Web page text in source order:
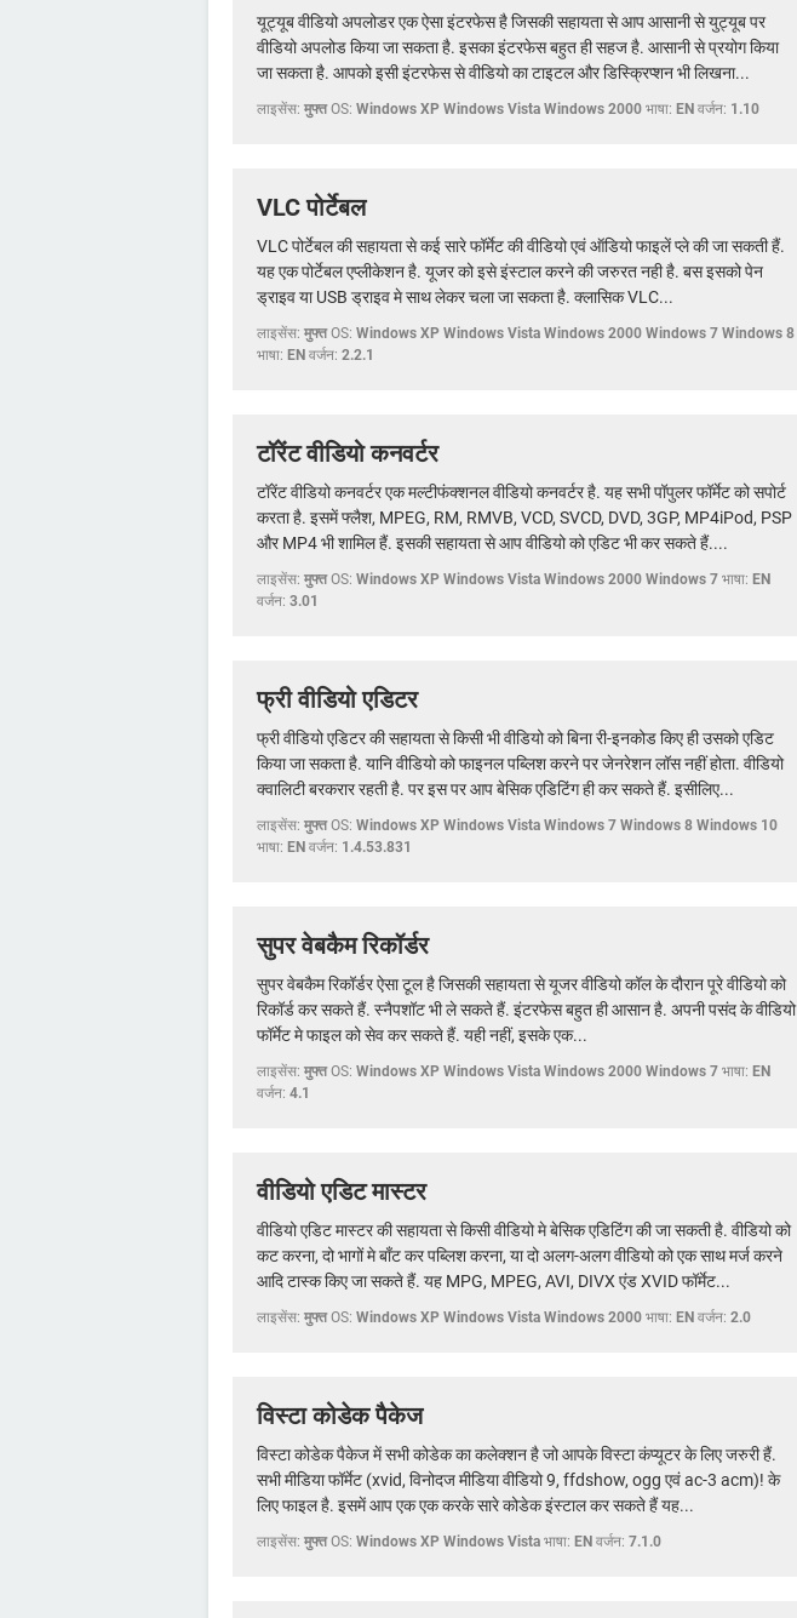
यूट्यूब वीडियो अपलोडर एक ऐसा इंटरफेस है जिसकी सहायता से आप आसानी से युट्यूब पर
वीडियो अपलोड किया जा सकता है. इसका इंटरफेस बहुत ही सहज है. आसानी से प्रयोग किया
जा सकता है. आपको इसी इंटरफेस से वीडियो का टाइटल और डिस्क्रिप्शन भी लिखना...
लाइसेंस: मुफ्त OS: Windows XP Windows Vista Windows 2000 भाषा: EN वर्जन: 1.10
VLC पोर्टेबल
VLC पोर्टेबल की सहायता से कई सारे फॉर्मेट की वीडियो एवं ऑडियो फाइलें प्ले की जा सकती हैं.
यह एक पोर्टेबल एप्लीकेशन है. यूजर को इसे इंस्टाल करने की जरुरत नही है. बस इसको पेन
ड्राइव या USB ड्राइव मे साथ लेकर चला जा सकता है. क्लासिक VLC...
लाइसेंस: मुफ्त OS: Windows XP Windows Vista Windows 2000 Windows 7 Windows 8
भाषा: EN वर्जन: 2.2.1
टॉरेंट वीडियो कनवर्टर
टॉरेंट वीडियो कनवर्टर एक मल्टीफंक्शनल वीडियो कनवर्टर है. यह सभी पॉपुलर फॉर्मेट को सपोर्ट
करता है. इसमें फ्लैश, MPEG, RM, RMVB, VCD, SVCD, DVD, 3GP, MP4iPod, PSP
और MP4 भी शामिल हैं. इसकी सहायता से आप वीडियो को एडिट भी कर सकते हैं....
लाइसेंस: मुफ्त OS: Windows XP Windows Vista Windows 2000 Windows 7 भाषा: EN
वर्जन: 3.01
फ्री वीडियो एडिटर
फ्री वीडियो एडिटर की सहायता से किसी भी वीडियो को बिना री-इनकोड किए ही उसको एडिट
किया जा सकता है. यानि वीडियो को फाइनल पब्लिश करने पर जेनरेशन लॉस नहीं होता. वीडियो
क्वालिटी बरकरार रहती है. पर इस पर आप बेसिक एडिटिंग ही कर सकते हैं. इसीलिए...
लाइसेंस: मुफ्त OS: Windows XP Windows Vista Windows 7 Windows 8 Windows 10
भाषा: EN वर्जन: 1.4.53.831
सुपर वेबकैम रिकॉर्डर
सुपर वेबकैम रिकॉर्डर ऐसा टूल है जिसकी सहायता से यूजर वीडियो कॉल के दौरान पूरे वीडियो को
रिकॉर्ड कर सकते हैं. स्नैपशॉट भी ले सकते हैं. इंटरफेस बहुत ही आसान है. अपनी पसंद के वीडियो
फॉर्मेट मे फाइल को सेव कर सकते हैं. यही नहीं, इसके एक...
लाइसेंस: मुफ्त OS: Windows XP Windows Vista Windows 2000 Windows 7 भाषा: EN
वर्जन: 4.1
वीडियो एडिट मास्टर
वीडियो एडिट मास्टर की सहायता से किसी वीडियो मे बेसिक एडिटिंग की जा सकती है. वीडियो को
कट करना, दो भागों मे बाँट कर पब्लिश करना, या दो अलग-अलग वीडियो को एक साथ मर्ज करने
आदि टास्क किए जा सकते हैं. यह MPG, MPEG, AVI, DIVX एंड XVID फॉर्मेट...
लाइसेंस: मुफ्त OS: Windows XP Windows Vista Windows 2000 भाषा: EN वर्जन: 2.0
विस्टा कोडेक पैकेज
विस्टा कोडेक पैकेज में सभी कोडेक का कलेक्शन है जो आपके विस्टा कंप्यूटर के लिए जरुरी हैं.
सभी मीडिया फॉर्मेट (xvid, विनोदज मीडिया वीडियो 9, ffdshow, ogg एवं ac-3 acm)! के
लिए फाइल है. इसमें आप एक एक करके सारे कोडेक इंस्टाल कर सकते हैं यह...
लाइसेंस: मुफ्त OS: Windows XP Windows Vista भाषा: EN वर्जन: 7.1.0